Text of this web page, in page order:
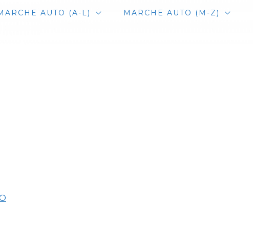
AUTO (A-L) MARCHE AUTO (M-Z)